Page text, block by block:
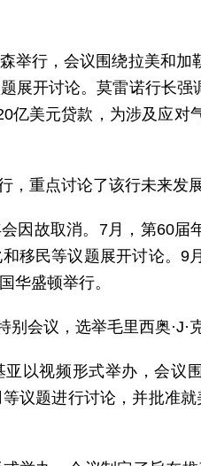
举行，会议围绕拉美和加
展开讨论。莫雷诺行长
亿美元贷款，为涉及应对
重点讨论了该行未来发
因故取消。7月，第60届
移民等议题展开讨论。9
华盛顿举行。
会议，选举毛里西奥·J·
以视频形式举办，会议
议题进行讨论，并批准